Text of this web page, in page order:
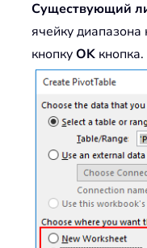
Существующий
ячейку
кнопкуOK